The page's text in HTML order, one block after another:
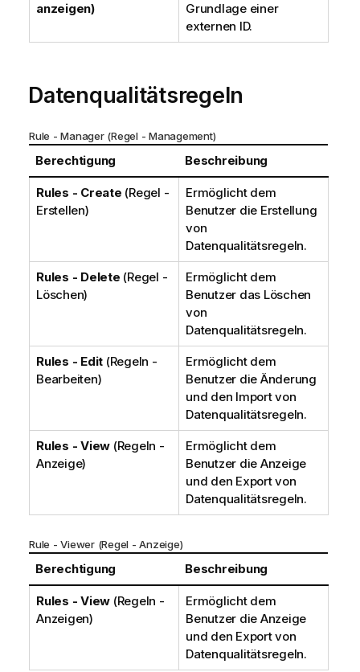
anzeigen)
Grundlage einer
externen ID.
Datenqualitätsregeln
Rule - Manager (Regel - Management)
Berechtigung Beschreibung
Rules - Create (Regel -
Erstellen)
Ermöglicht dem
Benutzer die Erstellung
von
Datenqualitätsregeln.
Rules - Delete (Regel -
Löschen)
Ermöglicht dem
Benutzer das Löschen
von
Datenqualitätsregeln.
Rules - Edit (Regeln -
Bearbeiten)
Ermöglicht dem
Benutzer die Änderung
und den Import von
Datenqualitätsregeln.
Rules - View (Regeln -
Anzeige)
Ermöglicht dem
Benutzer die Anzeige
und den Export von
Datenqualitätsregeln.
Rule - Viewer (Regel - Anzeige)
Berechtigung Beschreibung
Rules - View (Regeln -
Anzeigen)
Ermöglicht dem
Benutzer die Anzeige
und den Export von
Datenqualitätsregeln.